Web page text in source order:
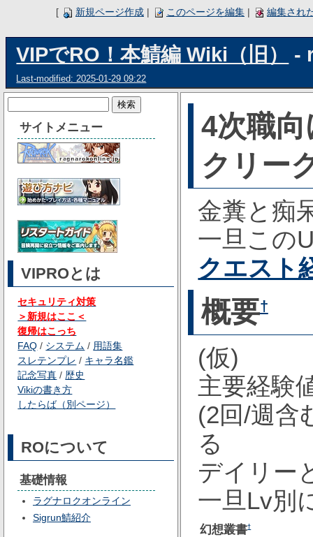
[ 新規ページ作成 | このページを編集 | 編集され
VIPでRO！本鯖編 Wiki（旧） -
Last-modified: 2025-01-29 09:22
サイトメニュー
VIPROとは
セキュリティ対策
＞新規はここ＜
復帰はこっち
FAQ / システム / 用語集
スレテンプレ / キャラ名鑑
記念写真 / 歴史
Vikiの書き方
したらば（別ページ）
ROについて
基礎情報
ラグナロクオンライン
Sigrun鯖紹介
4次職
クリー
金糞と痴
一旦この
クエスト
概要†
(仮)
主要経験
(2回/週含
る
デイリー
一旦Lv別
幻想叢書†